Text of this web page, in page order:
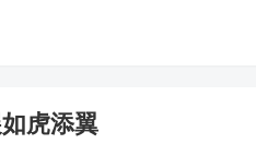
虎添翼